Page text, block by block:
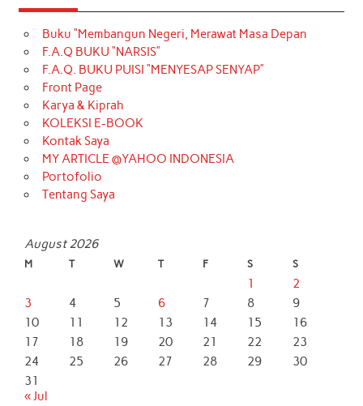
Buku “Membangun Negeri, Merawat Masa Depan
F.A.Q BUKU “NARSIS”
F.A.Q. BUKU PUISI “MENYESAP SENYAP”
Front Page
Karya & Kiprah
KOLEKSI E-BOOK
Kontak Saya
MY ARTICLE @YAHOO INDONESIA
Portofolio
Tentang Saya
August 2026
M T W T F S S
1
2
3
4 5 6 7 8
9
10
11 12 13 14 15
16
17
18 19 20 21 22
23
24
25 26 27 28 29
30
31
« Jul